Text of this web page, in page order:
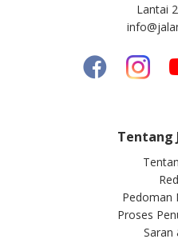
Lantai
Tentang
Pedoman
Proses
Saran